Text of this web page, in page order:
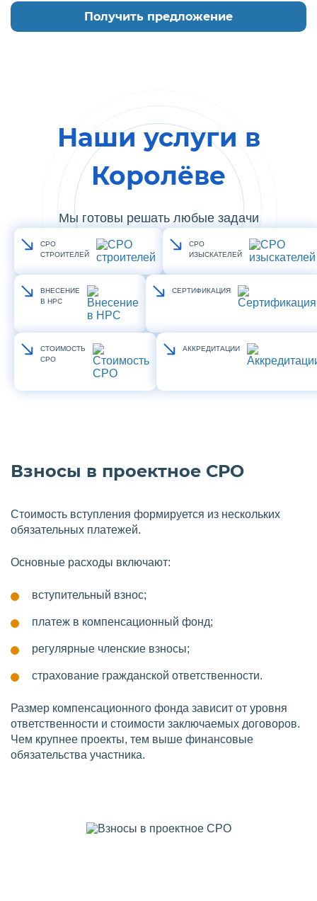
Наши услуги в
Королёве
Мы готовы решать любые задачи
СРО
СТРОИТЕЛЕЙ
СРО
ИЗЫСКАТЕЛЕЙ
ВНЕСЕНИЕ
В НРС
СЕРТИФИКАЦИЯ
СТОИМОСТЬ
СРО
АККРЕДИТАЦИИ
Взносы в проектное СРО
Стоимость вступления формируется из нескольких
обязательных платежей.
Основные расходы включают:
вступительный взнос;
платеж в компенсационный фонд;
регулярные членские взносы;
страхование гражданской ответственности.
Размер компенсационного фонда зависит от уровня
ответственности и стоимости заключаемых договоров.
Чем крупнее проекты, тем выше финансовые
обязательства участника.